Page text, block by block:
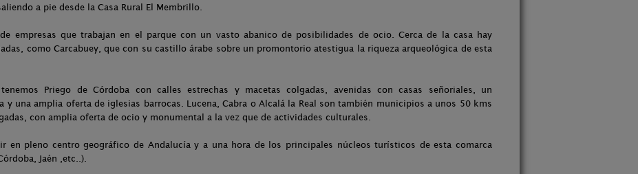
a pie desde la Casa Rural El Membrillo.
empresas que trabajan en el parque con un vasto abanico de posibilidades de ocio. Cerca de la casa hay
como Carcabuey, que con su castillo árabe sobre un promontorio atestigua la riqueza arqueológica de esta
Priego de Córdoba con calles estrechas y macetas colgadas, avenidas con casas señoriales, un
y una amplia oferta de iglesias barrocas. Lucena, Cabra o Alcalá la Real son también municipios a unos 50 kms
con amplia oferta de ocio y monumental a la vez que de actividades culturales.
en pleno centro geográfico de Andalucía y a una hora de los principales núcleos turísticos de esta comarca
Jaén ,etc..).